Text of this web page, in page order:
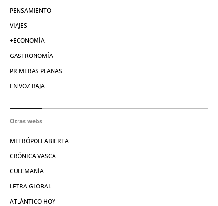
PENSAMIENTO
VIAJES
+ECONOMÍA
GASTRONOMÍA
PRIMERAS PLANAS
EN VOZ BAJA
Otras webs
METRÓPOLI ABIERTA
CRÓNICA VASCA
CULEMANÍA
LETRA GLOBAL
ATLÁNTICO HOY